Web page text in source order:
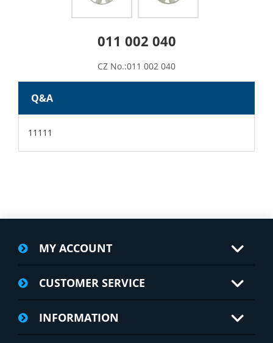
011 002 040
CZ No.:011 002 040
Q&A
11111
MY ACCOUNT
CUSTOMER SERVICE
INFORMATION